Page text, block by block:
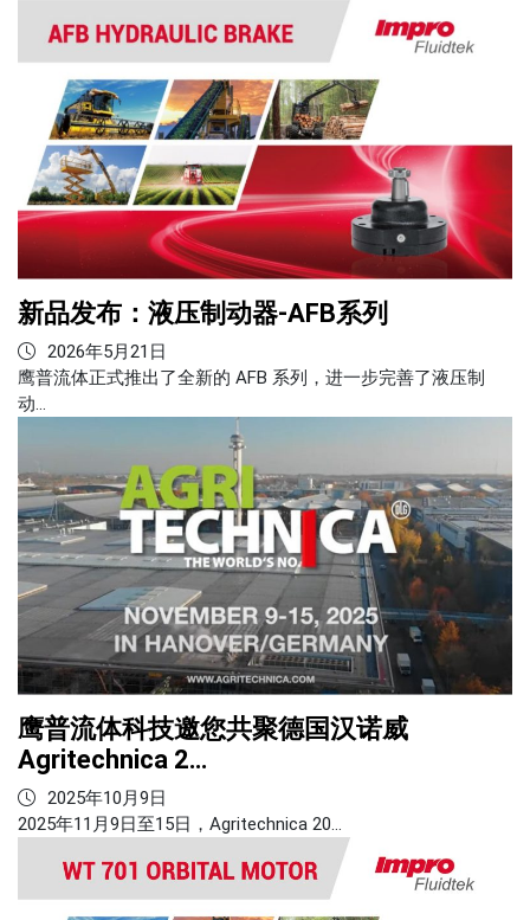
新品发布：液压制动器-AFB系列
2026年5月21日
鹰普流体正式推出了全新的 AFB 系列，进一步完善了液压制
动…
鹰普流体科技邀您共聚德国汉诺威
Agritechnica 2…
2025年10月9日
2025年11月9日至15日，Agritechnica 20…